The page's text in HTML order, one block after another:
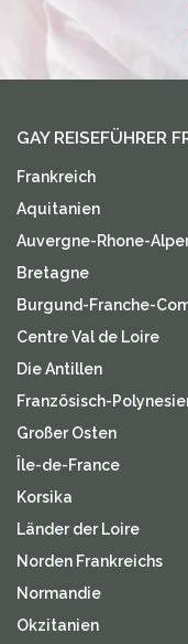
GAY REISEFÜHRER
Frankreich
Aquitanien
Auvergne-Rhone-
Bretagne
Burgund-Franche-
Centre Val de Loire
Die Antillen
Französisch-
Großer Osten
Île-de-France
Korsika
Länder der Loire
Norden Frankreichs
Normandie
Okzitanien